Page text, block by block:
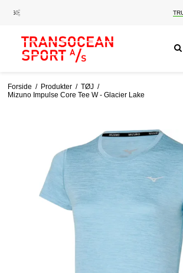
TRUSTPILOT SCORE PÅ 5 AF 5
Forside / Produkter / TØJ /
Mizuno Impulse Core Tee W - Glacier Lake